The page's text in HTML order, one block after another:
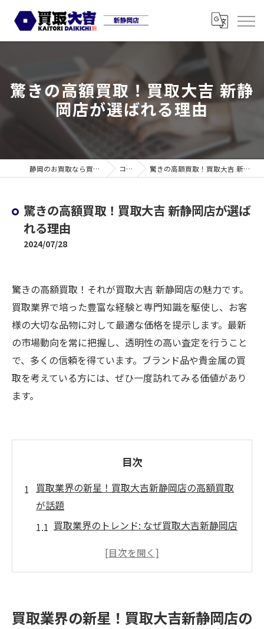
驚きの高額買取！買取大吉 新静
岡店が選ばれる理由
静岡のお買取なら買取大吉 新静岡店 コラム 驚きの高額買取！買取大吉 新静岡店が選ばれる理由
驚きの高額買取！買取大吉 新静岡店が選ば
れる理由
2024/07/28
驚きの高額買取！それが買取大吉 新静岡店の魅力です。
買取業界で培った豊富な経験と専門知識を駆使し、お客
様の大切な品物に対して最適な価格を提示します。最新
の市場動向を常に把握し、透明性の高い査定を行うこと
で、多くの信頼を得ています。ブランド品や貴金属の買
取を考えている方には、ぜひ一度訪れてみる価値があり
ます。
目次
買取業界の新星！買取大吉新静岡店の高額買取
が話題
買取業界のトレンド: なぜ買取大吉新静岡店
ユーザーの声: 高額買取の実例と満足度
静岡地域での買取大吉新静岡店の評価
買取業界の新星！買取大吉新静岡店の